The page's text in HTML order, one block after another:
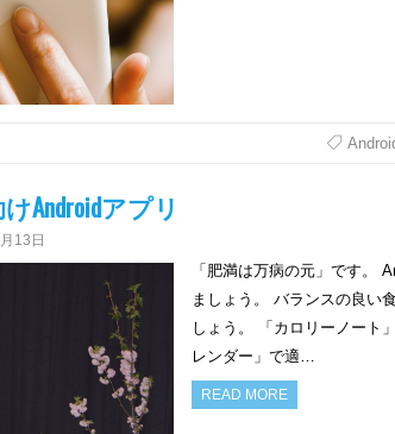
Androidアプリ
13日
「肥満は万病の元」です。
ましょう。 バランスの良い
しょう。 「カロリーノート
レンダー」で適…
READ MORE